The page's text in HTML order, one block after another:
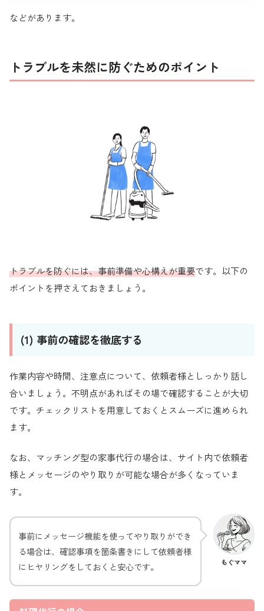
などがあります。
トラブルを未然に防ぐためのポイント
トラブルを防ぐには、事前準備や心構えが重要です。以下の
ポイントを押さえておきましょう。
(1) 事前の確認を徹底する
作業内容や時間、注意点について、依頼者様としっかり話し
合いましょう。不明点があればその場で確認することが大切
です。チェックリストを用意しておくとスムーズに進められ
ます。
なお、マッチング型の家事代行の場合は、サイト内で依頼者
様とメッセージのやり取りが可能な場合が多くなっていま
す。
もぐママ
事前にメッセージ機能を使ってやり取りができ
る場合は、確認事項を箇条書きにして依頼者様
にヒヤリングをしておくと安心です。